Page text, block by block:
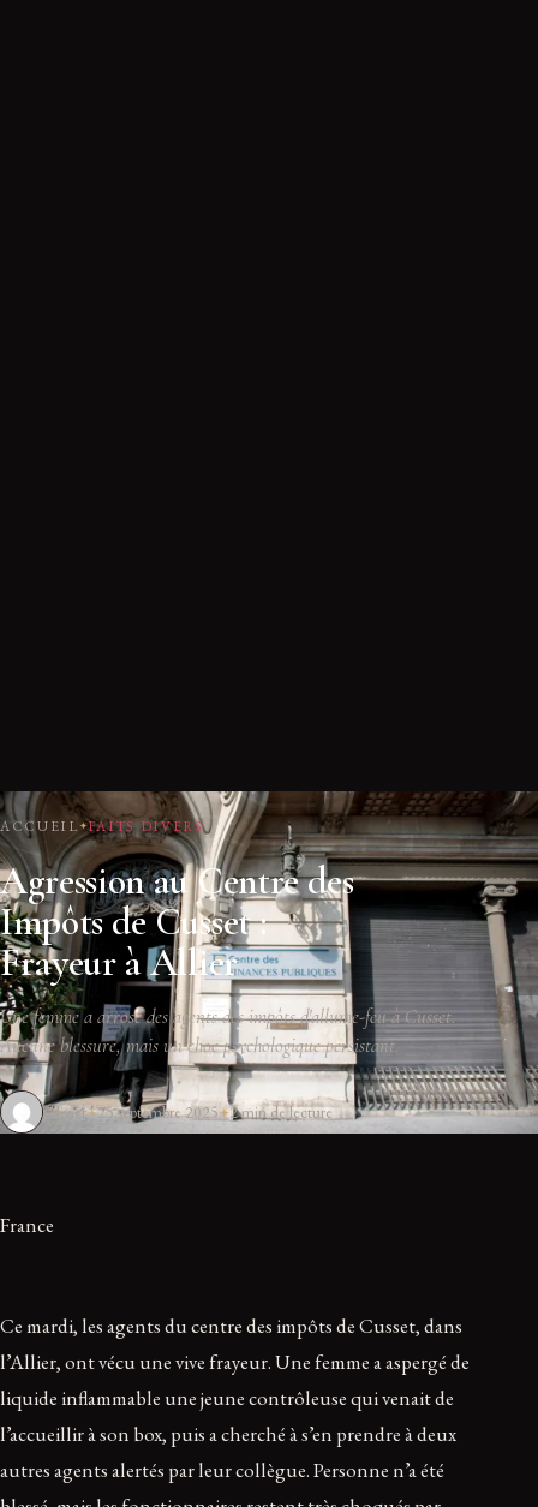
ACCUEIL FAITS DIVERS
Agression au Centre des
Impôts de Cusset :
Frayeur à Allier
Une femme a arrosé des agents des impôts d'allume-feu à Cusset.
Aucune blessure, mais un choc psychologique persistant.
Olivier 25 septembre 2025 2 min de lecture
France
Ce mardi, les agents du centre des impôts de Cusset, dans
l’Allier, ont vécu une vive frayeur. Une femme a aspergé de
liquide inflammable une jeune contrôleuse qui venait de
l’accueillir à son box, puis a cherché à s’en prendre à deux
autres agents alertés par leur collègue. Personne n’a été